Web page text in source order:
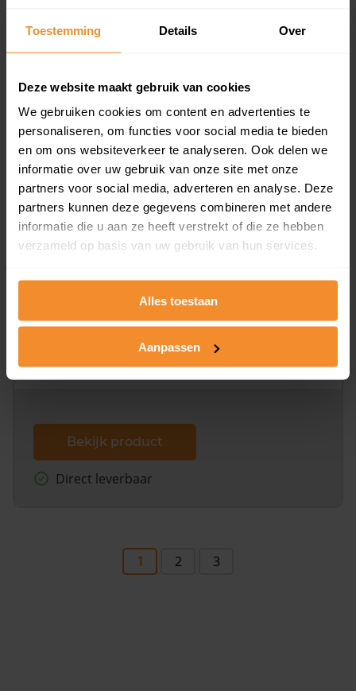
Toestemming Details Over
Deze website maakt gebruik van cookies
We gebruiken cookies om content en advertenties te
personaliseren, om functies voor social media te bieden
en om ons websiteverkeer te analyseren. Ook delen we
informatie over uw gebruik van onze site met onze
partners voor social media, adverteren en analyse. Deze
partners kunnen deze gegevens combineren met andere
informatie die u aan ze heeft verstrekt of die ze hebben
verzameld op basis van uw gebruik van hun services.
Alles toestaan
Aanpassen
en koopdatum) binnen een postcodegebied. Dit
koopsommen.
Bekijk product
Direct leverbaar
Kadastrale kaart pakket
Alleen globale ligging perceel
omliggende percelen met de kadastrale erfgrenzen,
Bekijk product
Direct leverbaar
1 2 3